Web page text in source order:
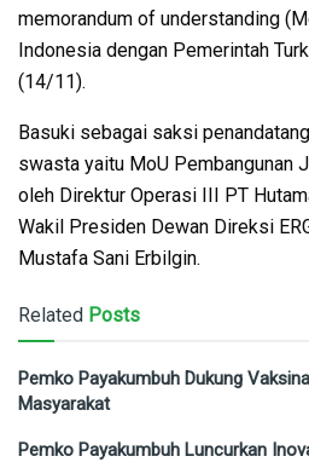
memorandum of understanding
Indonesia dengan Pemerintah
(14/11).
Basuki sebagai saksi
swasta yaitu MoU Pembangunan
oleh Direktur Operasi III PT
Wakil Presiden Dewan Direksi
Mustafa Sani Erbilgin.
Related Posts
Pemko Payakumbuh Dukung
Masyarakat
Pemko Payakumbuh Luncurkan